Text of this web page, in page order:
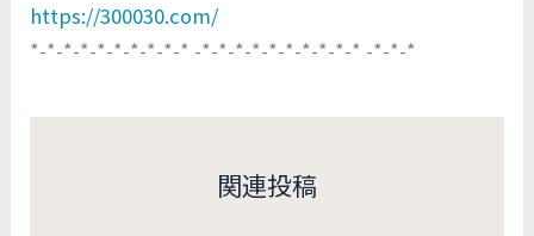
https://300030.com/
*-*-*-*-*-*-*-*-*-* -*-*-*-*-*-*-*-*-*-* -*-*-*
関連投稿